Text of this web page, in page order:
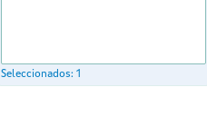
Seleccionados: 1